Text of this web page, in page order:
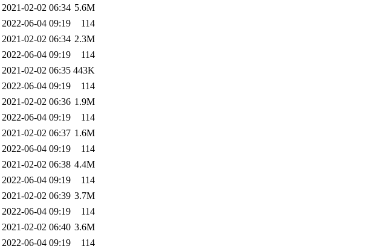
2021-02-02 06:34 5.6M
2022-06-04 09:19
114
2021-02-02 06:34 2.3M
2022-06-04 09:19
114
2021-02-02 06:35 443K
2022-06-04 09:19
114
2021-02-02 06:36 1.9M
2022-06-04 09:19
114
2021-02-02 06:37 1.6M
2022-06-04 09:19
114
2021-02-02 06:38 4.4M
2022-06-04 09:19
114
2021-02-02 06:39 3.7M
2022-06-04 09:19
114
2021-02-02 06:40 3.6M
2022-06-04 09:19
114